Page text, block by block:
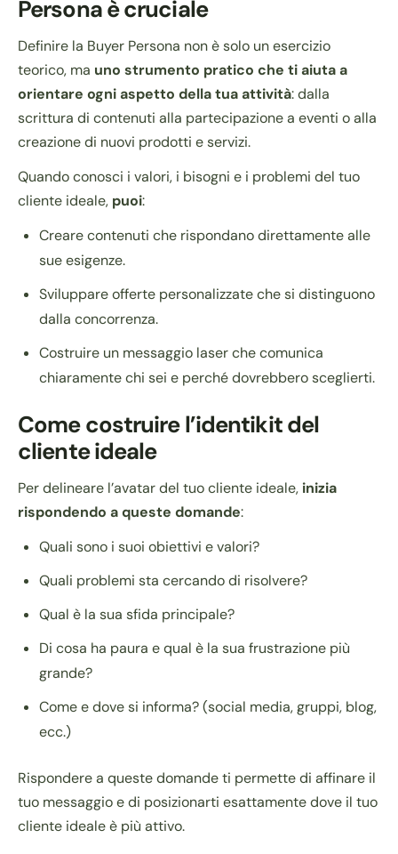
Persona è cruciale
Definire la Buyer Persona non è solo un esercizio
teorico, ma uno strumento pratico che ti aiuta a
orientare ogni aspetto della tua attività: dalla
scrittura di contenuti alla partecipazione a eventi o alla
creazione di nuovi prodotti e servizi.
Quando conosci i valori, i bisogni e i problemi del tuo
cliente ideale, puoi:
Creare contenuti che rispondano direttamente alle
sue esigenze.
Sviluppare offerte personalizzate che si distinguono
dalla concorrenza.
Costruire un messaggio laser che comunica
chiaramente chi sei e perché dovrebbero sceglierti.
Come costruire l’identikit del
cliente ideale
Per delineare l’avatar del tuo cliente ideale, inizia
rispondendo a queste domande:
Quali sono i suoi obiettivi e valori?
Quali problemi sta cercando di risolvere?
Qual è la sua sfida principale?
Di cosa ha paura e qual è la sua frustrazione più
grande?
Come e dove si informa? (social media, gruppi, blog,
ecc.)
Rispondere a queste domande ti permette di affinare il
tuo messaggio e di posizionarti esattamente dove il tuo
cliente ideale è più attivo.